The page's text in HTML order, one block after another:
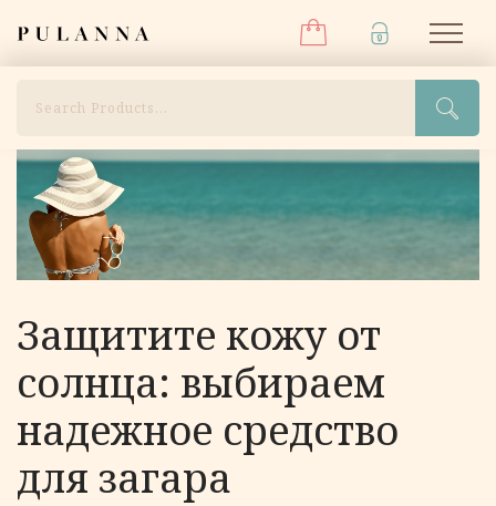
Меню
Защитите кожу от
солнца: выбираем
надежное средство
для загара